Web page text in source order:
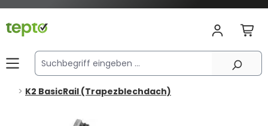
K2 BasicRail (Trapezblechdach)
Bildergalerie überspringen